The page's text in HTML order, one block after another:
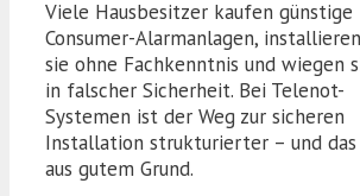
Viele Hausbesitzer kaufen günstige
Consumer-Alarmanlagen, installieren
sie ohne Fachkenntnis und wiegen
in falscher Sicherheit. Bei Telenot-
Systemen ist der Weg zur sicheren
Installation strukturierter – und das
aus gutem Grund.